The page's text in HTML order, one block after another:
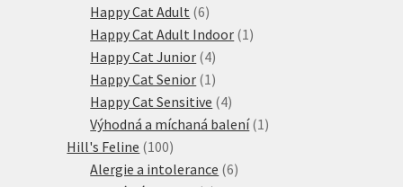
produktů
Happy Cat Adult 66
produktů
Happy Cat Adult Indoor 1 1
Happy Cat Junior 44
produkty
Happy Cat Senior 1 1
produkt
Happy Cat Sensitive 44
produkty
Výhodná a míchaná balení 1 1
Hill's Feline 100100
produktů
Alergie a intolerance 66